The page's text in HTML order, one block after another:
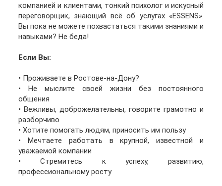
компанией и клиентами, тонкий психолог и искусный
переговорщик, знающий всё об услугах «ESSENS».
Вы пока не можете похвастаться такими знаниями и
навыками? Не беда!
Если Вы:
• Проживаете в Ростове-на-Дону?
• Не мыслите своей жизни без постоянного
общения
• Вежливы, доброжелательны, говорите грамотно и
разборчиво
• Хотите помогать людям, приносить им пользу
• Мечтаете работать в крупной, известной и
уважаемой компании
• Стремитесь к успеху, развитию,
профессиональному росту